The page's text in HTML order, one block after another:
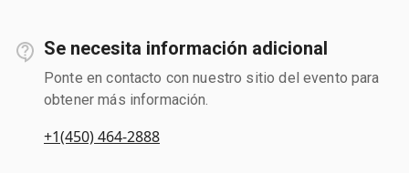
Se necesita información adicional
Ponte en contacto con nuestro sitio del evento para
obtener más información.
+1(450) 464-2888